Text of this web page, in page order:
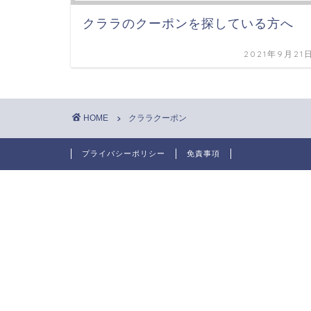
クララのクーポンを探している方へ
2021年9月21
HOME クララクーポン
プライバシーポリシー 免責事項